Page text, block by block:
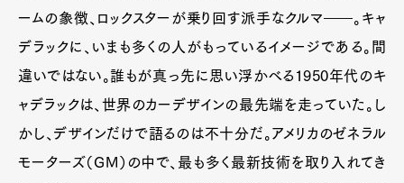
ームの象徴、ロックスターが乗り回す派手なクルマ――。キャ
デラックに、いまも多くの人がもっているイメージである。間
違いではない。誰もが真っ先に思い浮かべる1950年代のキ
ャデラックは、世界のカーデザインの最先端を走っていた。し
かし、デザインだけで語るのは不十分だ。アメリカのゼネラル
モーターズ（GM）の中で、最も多く最新技術を取り入れてき